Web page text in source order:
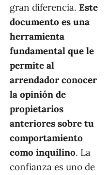
gran diferencia. Este
documento es una
herramienta
fundamental que le
permite al
arrendador conocer
la opinión de
propietarios
anteriores sobre tu
comportamiento
como inquilino. La
confianza es uno de